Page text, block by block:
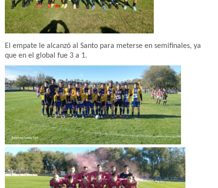
El empate le alcanzó al Santo para meterse en semifinales, ya
que en el global fue 3 a 1.